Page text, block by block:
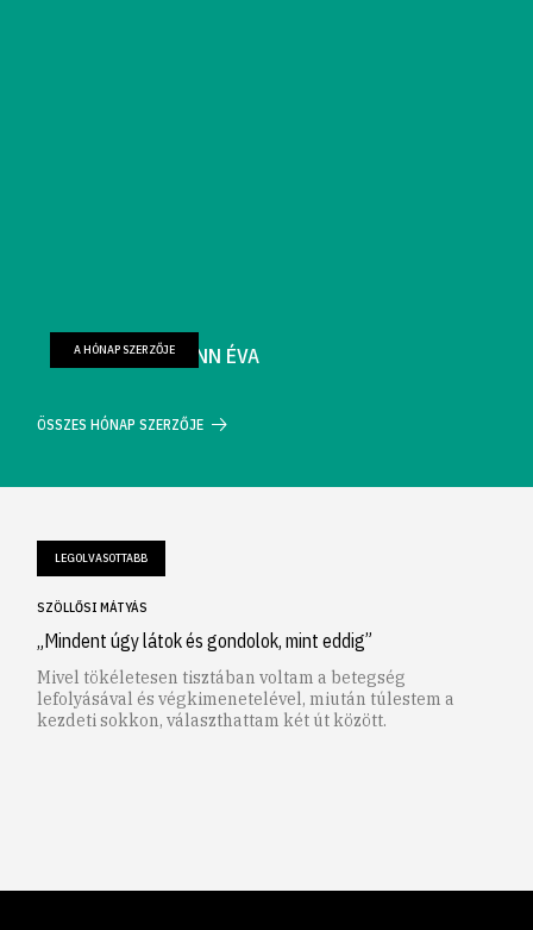
FARKAS WELLMANN ÉVA
A HÓNAP SZERZŐJE
ÖSSZES HÓNAP SZERZŐJE
LEGOLVASOTTABB
SZÖLLŐSI MÁTYÁS
„Mindent úgy látok és gondolok, mint eddig”
Mivel tökéletesen tisztában voltam a betegség
lefolyásával és végkimenetelével, miután túlestem a
kezdeti sokkon, választhattam két út között.